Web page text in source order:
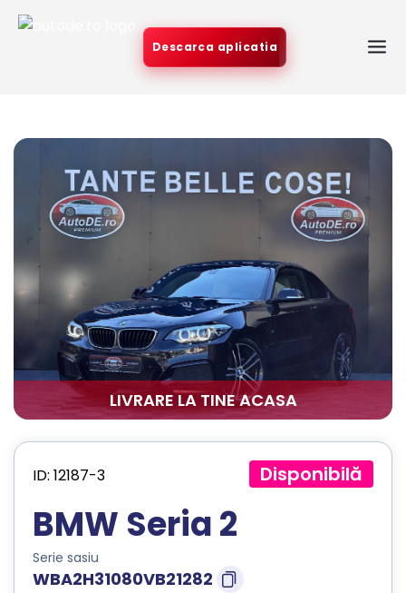
Descarca aplicatia
LIVRARE LA TINE ACASA
ID: 12187-3 Disponibilă
BMW Seria 2
Serie sasiu
WBA2H31080VB21282